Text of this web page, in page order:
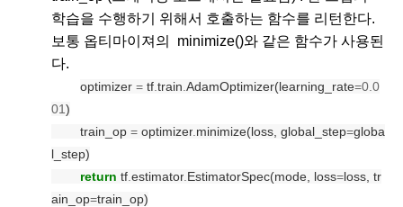
학습을 수행하기 위해서 호출하는 함수를 리턴한다.
보통 옵티마이져의  minimize()와 같은 함수가 사용된
다.
optimizer = tf train AdamOptimizer(learning_rate=0.0
01)
train_op = optimizer minimize(loss, global_step=globa
l_step)
return tf estimator EstimatorSpec(mode, loss=loss, tr
ain_op=train_op)